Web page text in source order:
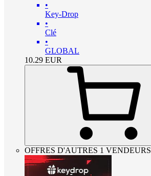
•
Key-Drop
•
Clé
•
GLOBAL
10.29 EUR
OFFRES D'AUTRES 1 VENDEURS